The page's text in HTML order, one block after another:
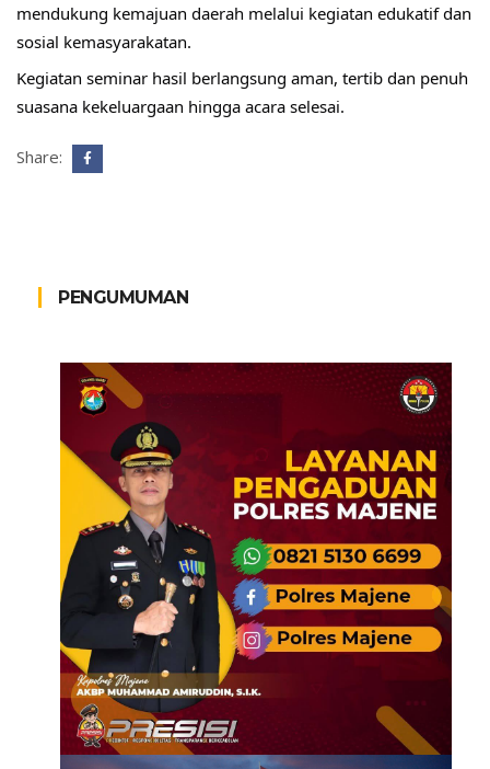
mendukung kemajuan daerah melalui kegiatan edukatif dan
sosial kemasyarakatan.
Kegiatan seminar hasil berlangsung aman, tertib dan penuh
suasana kekeluargaan hingga acara selesai.
Share:
PENGUMUMAN